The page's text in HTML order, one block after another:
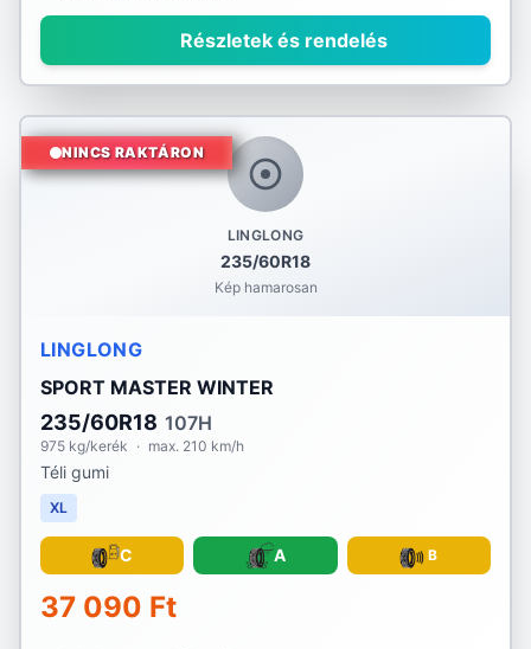
Részletek és rendelés
LINGLONG
235/60R18
Kép hamarosan
NINCS RAKTÁRON
LINGLONG
SPORT MASTER WINTER
235/60R18 107H
975 kg/kerék · max. 210 km/h
Téli gumi
XL
C A B
37 090 Ft